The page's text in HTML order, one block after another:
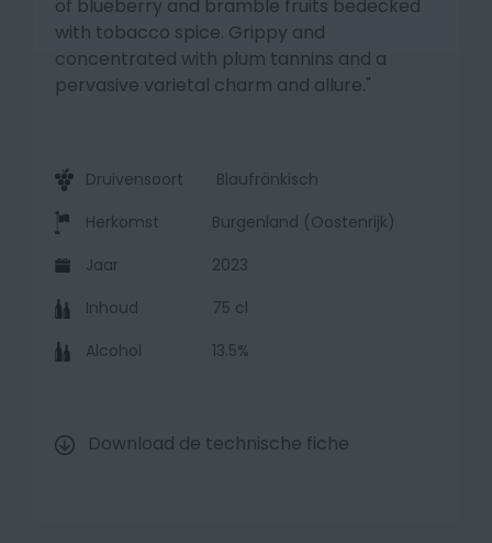
of blueberry and bramble fruits bedecked
with tobacco spice. Grippy and
concentrated with plum tannins and a
pervasive varietal charm and allure."
Druivensoort
Blaufränkisch
Herkomst
Burgenland (Oostenrijk)
Jaar
2023
Inhoud
75 cl
Alcohol
13.5%
Download de technische fiche